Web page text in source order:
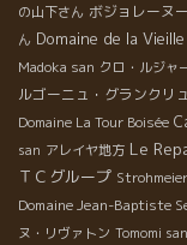
の山下さん ボジョレーヌ
ん Domaine de la
Madoka san クロ・ルジャ
ルゴーニュ・グランクリュ
Domaine La Tour Boisée
san アレイヤ地方 Le
ＴＣグループ Strohmeier
Domaine Jean-Baptiste
ヌ・リヴァトン Tomomi san